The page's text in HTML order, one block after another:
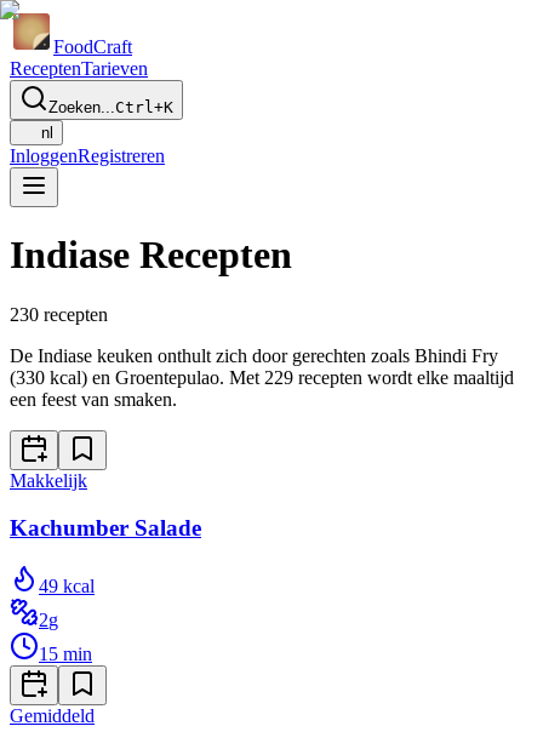
FoodCraft
ReceptenTarieven
Zoeken...Ctrl+K
nl
InloggenRegistreren
Indiase Recepten
230 recepten
De Indiase keuken onthult zich door gerechten zoals Bhindi Fry
(330 kcal) en Groentepulao. Met 229 recepten wordt elke maaltijd
een feest van smaken.
Makkelijk
Kachumber Salade
49 kcal
2g
15 min
Gemiddeld